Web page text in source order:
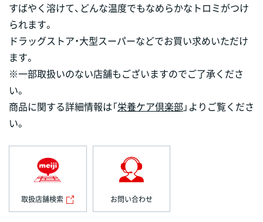
すばやく溶けて、どんな温度でもなめらかなトロミがつけ
られます。
ドラッグストア・大型スーパーなどでお買い求めいただけ
ます。
※一部取扱いのない店舗もございますのでご了承くださ
い。
商品に関する詳細情報は「栄養ケア倶楽部」よりご覧くださ
い。
取扱店舗検索 お問い合わせ